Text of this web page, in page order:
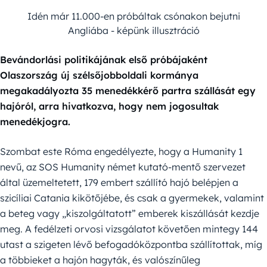
Idén már 11.000-en próbáltak csónakon bejutni
Angliába - képünk illusztráció
Bevándorlási politikájának első próbájaként
Olaszország új szélsőjobboldali kormánya
megakadályozta 35 menedékkérő partra szállását egy
hajóról, arra hivatkozva, hogy nem jogosultak
menedékjogra.
Szombat este Róma engedélyezte, hogy a Humanity 1
nevű, az SOS Humanity német kutató-mentő szervezet
által üzemeltetett, 179 embert szállító hajó belépjen a
szicíliai Catania kikötőjébe, és csak a gyermekek, valamint
a beteg vagy „kiszolgáltatott” emberek kiszállását kezdje
meg. A fedélzeti orvosi vizsgálatot követően mintegy 144
utast a szigeten lévő befogadóközpontba szállítottak, míg
a többieket a hajón hagyták, és valószínűleg